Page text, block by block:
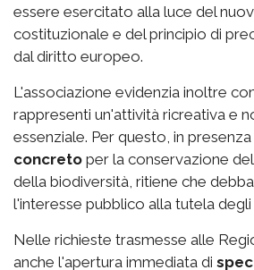
essere esercitato alla luce del
costituzionale e del principio di
dal diritto europeo.
L'associazione evidenzia inoltre
rappresenti un'attività ricreativa e
essenziale. Per questo, in presenza
concreto per la conservazione
della biodiversità, ritiene che
l'interesse pubblico alla tutela
Nelle richieste trasmesse alle
anche l'apertura immediata di